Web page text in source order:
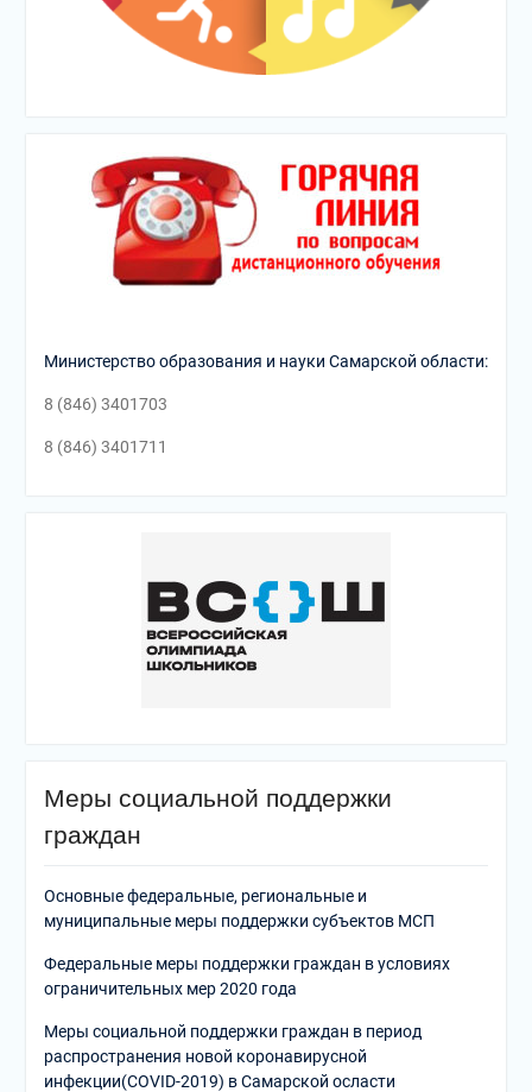
Министерство образования и науки Самарской области:
8 (846) 3401703
8 (846) 3401711
Меры социальной поддержки
граждан
Основные федеральные, региональные и
муниципальные меры поддержки субъектов МСП
Федеральные меры поддержки граждан в условиях
ограничительных мер 2020 года
Меры социальной поддержки граждан в период
распространения новой коронавирусной
инфекции(COVID-2019) в Самарской осласти